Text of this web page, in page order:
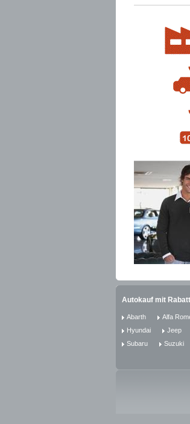
Autokauf mit
Abarth Alfa
Hyundai
Jeep
Subaru
Suzuki